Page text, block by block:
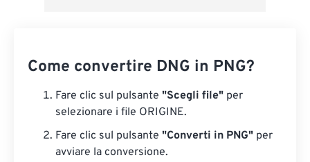
Come convertire DNG in PNG?
Fare clic sul pulsante "Scegli file" per
selezionare i file ORIGINE.
Fare clic sul pulsante "Converti in PNG" per
avviare la conversione.